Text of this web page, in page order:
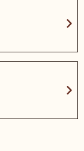
chevron_right
chevron_right